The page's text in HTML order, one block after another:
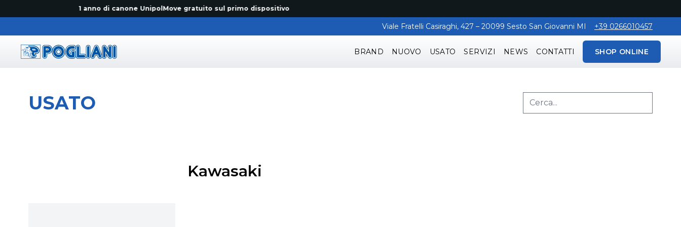
1 anno di canone UnipolMove gratuito sul primo dispositivo
Viale Fratelli Casiraghi, 427 – 20099 Sesto San Giovanni MI +39 0266010457
BRAND NUOVO USATO SERVIZI NEWS CONTATTI SHOP ONLINE
USATO
Kawasaki